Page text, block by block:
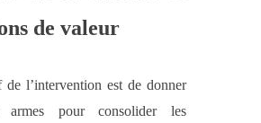
de valeur
de l’intervention est de donner
armes pour consolider les